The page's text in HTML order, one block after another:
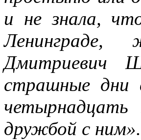
и не знала,
Ленинграде,
Дмитриевич
страшные дни
дружбой с ним».